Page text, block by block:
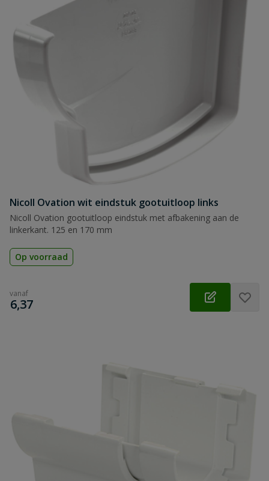
Nicoll Ovation wit eindstuk gootuitloop links
Nicoll Ovation gootuitloop eindstuk met afbakening aan de
linkerkant. 125 en 170 mm
Op voorraad
vanaf
€
6,37